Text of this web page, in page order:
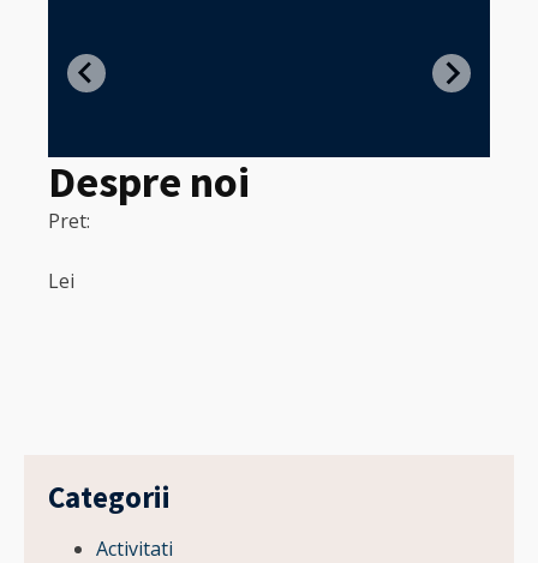
Despre noi
Pret:
Lei
Categorii
Activitati